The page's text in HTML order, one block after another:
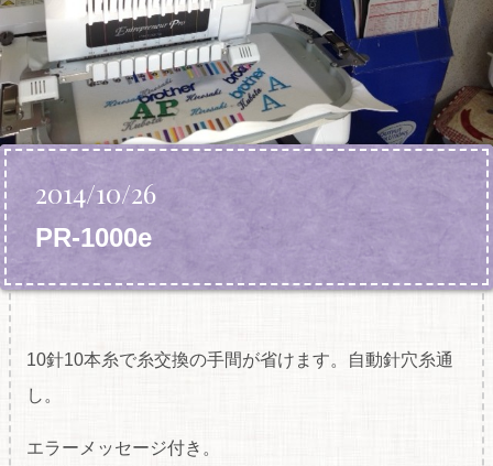
2014/10/26
PR-1000e
10針10本糸で糸交換の手間が省けます。自動針穴糸通
し。
エラーメッセージ付き。